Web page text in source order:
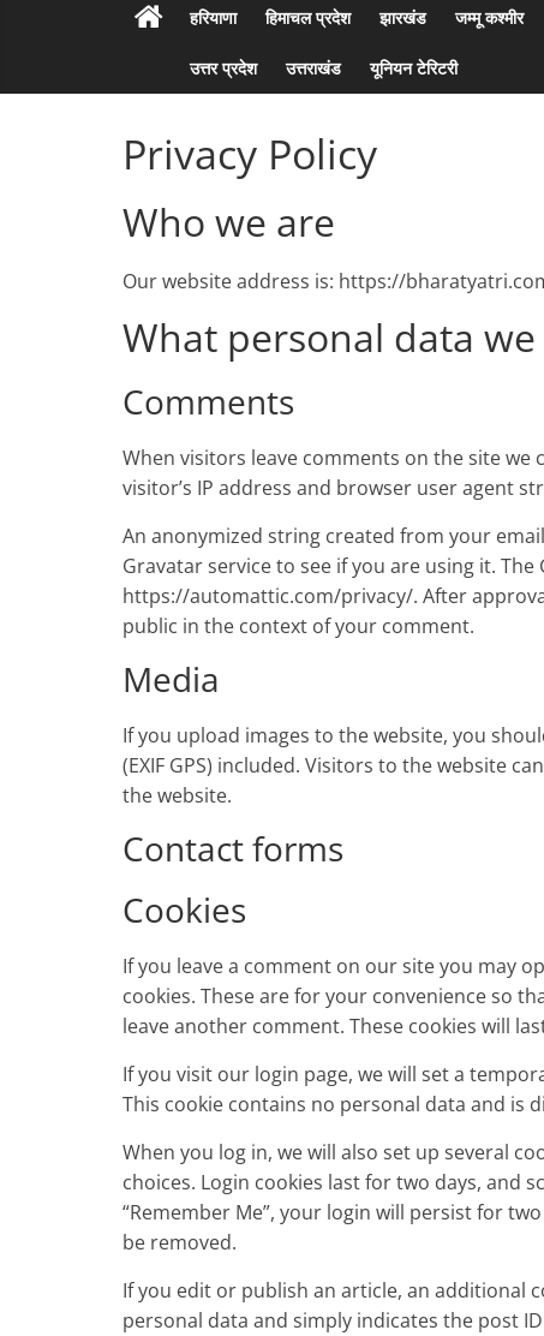
हरियाणा हिमाचल प्रदेश झारखंड जम्मू कश्मीर
उत्तर प्रदेश उत्तराखंड यूनियन टेरिटरी
Privacy Policy
Who we are
Our website address is: https://
What personal data
Comments
When visitors leave comments on the site
visitor’s IP address and browser user agent
An anonymized string created from your
Gravatar service to see if you are using it.
https://automattic.com/privacy/. After
public in the context of your comment.
Media
If you upload images to the website, you
(EXIF GPS) included. Visitors to the website
the website.
Contact forms
Cookies
If you leave a comment on our site you may
cookies. These are for your convenience so
leave another comment. These cookies will
If you visit our login page, we will set a
This cookie contains no personal data and is
When you log in, we will also set up several
choices. Login cookies last for two days, and
“Remember Me”, your login will persist for
be removed.
If you edit or publish an article, an additional
personal data and simply indicates the post